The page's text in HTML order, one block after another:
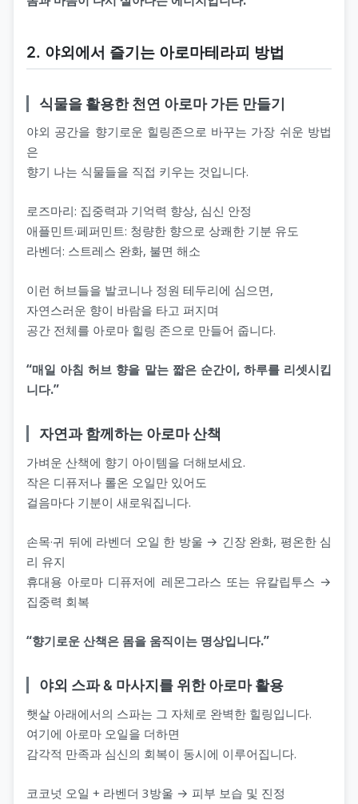
2. 야외에서 즐기는 아로마테라피 방법
식물을 활용한 천연 아로마 가든 만들기
야외 공간을 향기로운 힐링존으로 바꾸는 가장 쉬운 방법
은
향기 나는 식물들을 직접 키우는 것입니다.
로즈마리: 집중력과 기억력 향상, 심신 안정
애플민트·페퍼민트: 청량한 향으로 상쾌한 기분 유도
라벤더: 스트레스 완화, 불면 해소
이런 허브들을 발코니나 정원 테두리에 심으면,
자연스러운 향이 바람을 타고 퍼지며
공간 전체를 아로마 힐링 존으로 만들어 줍니다.
“매일 아침 허브 향을 맡는 짧은 순간이, 하루를 리셋시킵
니다.”
자연과 함께하는 아로마 산책
가벼운 산책에 향기 아이템을 더해보세요.
작은 디퓨저나 롤온 오일만 있어도
걸음마다 기분이 새로워집니다.
손목·귀 뒤에 라벤더 오일 한 방울 → 긴장 완화, 평온한 심
리 유지
휴대용 아로마 디퓨저에 레몬그라스 또는 유칼립투스 →
집중력 회복
“향기로운 산책은 몸을 움직이는 명상입니다.”
야외 스파 & 마사지를 위한 아로마 활용
햇살 아래에서의 스파는 그 자체로 완벽한 힐링입니다.
여기에 아로마 오일을 더하면
감각적 만족과 심신의 회복이 동시에 이루어집니다.
코코넛 오일 + 라벤더 3방울 → 피부 보습 및 진정